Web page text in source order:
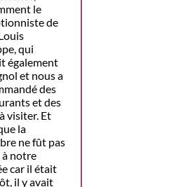
le
de
qui
également
et nous a
des
et des
visiter. Et
la
ne fût pas
notre
car il était
il y avait